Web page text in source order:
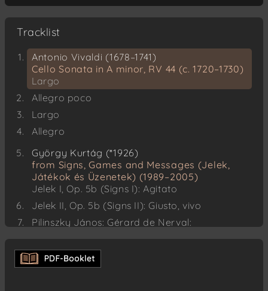
Tracklist
Antonio Vivaldi (1678–1741)
Cello Sonata in A minor, RV 44 (c. 1720–1730)
Largo
Allegro poco
Largo
Allegro
György Kurtág (*1926)
from Signs, Games and Messages (Jelek,
Játékok és Üzenetek) (1989–2005)
Jelek I, Op. 5b (Signs I): Agitato
Jelek II, Op. 5b (Signs II): Giusto, vivo
Pilinszky János: Gérard de Nerval:
Az hit …: Parlando, rubato, con slancio, molto
passionato